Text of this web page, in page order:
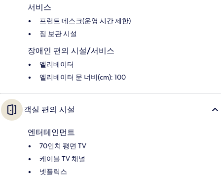
서비스
프런트 데스크(운영 시간 제한)
짐 보관 시설
장애인 편의 시설/서비스
엘리베이터
엘리베이터 문 너비(cm): 100
객실 편의 시설
엔터테인먼트
70인치 평면 TV
케이블 TV 채널
넷플릭스